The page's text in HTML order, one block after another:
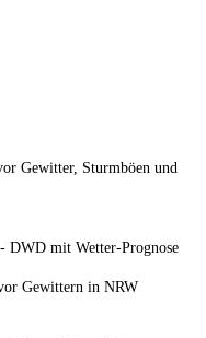
Gewitter, Sturmböen und
DWD mit Wetter-Prognose
Gewittern in NRW